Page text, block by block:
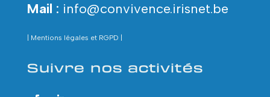
Mail : info@convivence.irisnet.be
| Mentions légales et RGPD |
Suivre nos activités